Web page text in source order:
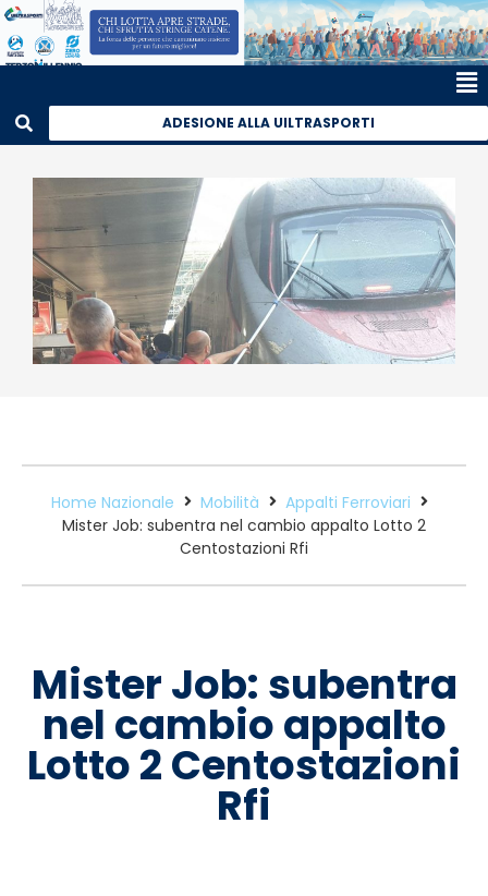
ADESIONE ALLA UILTRASPORTI
Home Nazionale Mobilità
Appalti Ferroviari
Mister Job: subentra nel cambio appalto Lotto 2
Centostazioni Rfi
Mister Job: subentra
nel cambio appalto
Lotto 2 Centostazioni
Rfi